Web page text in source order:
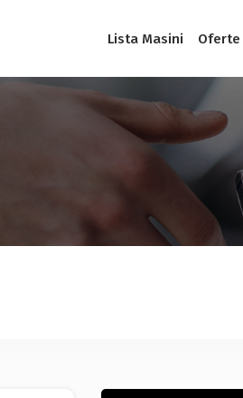
Lista Masini Oferte